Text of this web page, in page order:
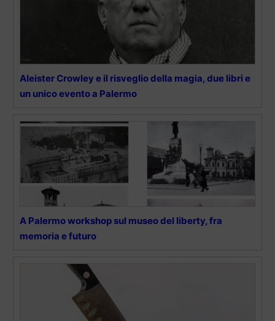
Aleister Crowley e il risveglio della magia, due libri e
un unico evento a Palermo
A Palermo workshop sul museo del liberty, fra
memoria e futuro